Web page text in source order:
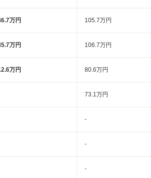
万円 105.7万円
万円 106.7万円
万円 80.6万円
73.1万円
-
-
-